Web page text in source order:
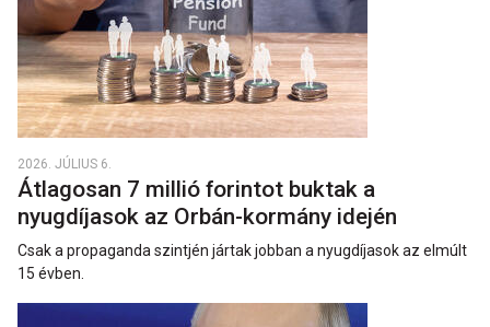
2026. JÚLIUS 6.
Átlagosan 7 millió forintot buktak a
nyugdíjasok az Orbán-kormány idején
Csak a propaganda szintjén jártak jobban a nyugdíjasok az elmúlt
15 évben.